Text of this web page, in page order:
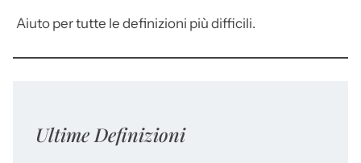
Aiuto per tutte le definizioni più difficili.
Ultime Definizioni